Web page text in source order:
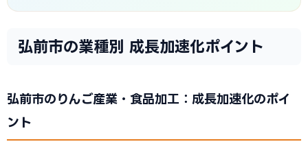
弘前市の業種別 成長加速化ポイント
弘前市のりんご産業・食品加工：成長加速化のポイ
ント